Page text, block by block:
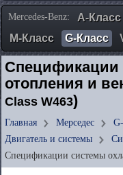
Mercedes-Benz: A-Класс
М-Класс
G-Класс
Спецификации
отопления и
Class W463)
Главная Мерседес
Двигатель и системы
Спецификации системы